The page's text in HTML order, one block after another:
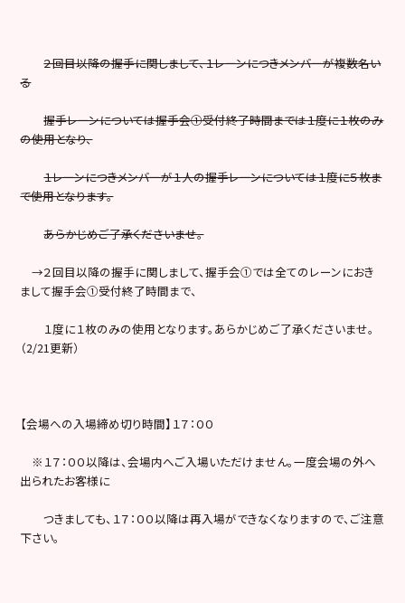
２回目以降の握手に関しまして、１レーンにつきメンバーが複数名い
る
握手レーンについては握手会①受付終了時間までは１度に１枚のみ
の使用となり、
１レーンにつきメンバーが１人の握手レーンについては１度に５枚ま
で使用となります。
あらかじめご了承くださいませ。
→２回目以降の握手に関しまして、握手会①では全てのレーンにおき
まして握手会①受付終了時間まで、
１度に１枚のみの使用となります。あらかじめご了承くださいませ。
（2/21更新）
【会場への入場締め切り時間】１７：００
※１７：００以降は、会場内へご入場いただけません。一度会場の外へ
出られたお客様に
つきましても、１７：００以降は再入場ができなくなりますので、ご注意
下さい。